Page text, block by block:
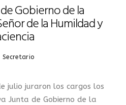
Gobierno de la
de la Humildad y
Secretario
julio juraron los cargos los
Junta de Gobierno de la